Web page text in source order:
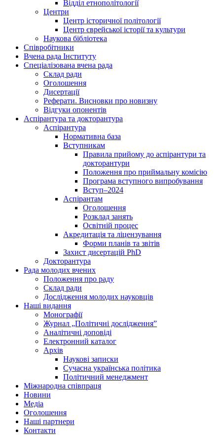
Відділ етнополітології
Центри
Центр історичної політології
Центр єврейської історії та культури
Наукова бібліотека
Співробітники
Вчена рада Інституту
Спеціалізована вчена рада
Склад ради
Оголошення
Дисертації
Реферати. Висновки про новизну
Відгуки опонентів
Аспірантура та докторантура
Аспірантура
Нормативна база
Вступникам
Правила прийому до аспірантури та
докторантури
Положення про приймальну комісію
Програма вступного випробування
Вступ–2024
Аспірантам
Оголошення
Розклад занять
Освітній процес
Акредитація та ліцензування
Форми планів та звітів
Захист дисертацій PhD
Докторантура
Рада молодих вчених
Положення про раду
Склад ради
Дослідження молодих науковців
Наші видання
Монографії
Журнал „Політичні дослідження”
Аналітичні доповіді
Електронний каталог
Архів
Наукові записки
Сучасна українська політика
Політичний менеджмент
Міжнародна співпраця
Новини
Медіa
Оголошення
Наші партнери
Контакти